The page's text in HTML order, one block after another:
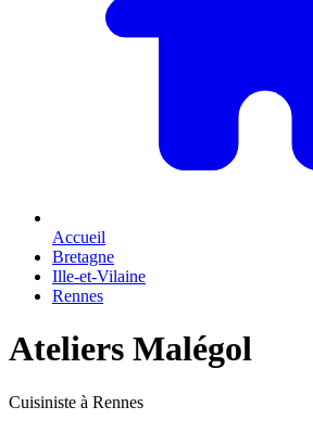
Accueil
Bretagne
Ille-et-Vilaine
Rennes
Ateliers Malégol
Cuisiniste à Rennes